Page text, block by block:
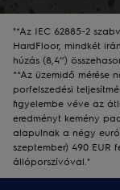
"*Az IEC 62885-2
HardFloor, mindkét
húzás (8,4’’)
**Az üzemidő mérése
porfelszedési
figyelembe véve az
eredményt kemény
alapulnak a négy
szeptember) 490
állóporszívóval."